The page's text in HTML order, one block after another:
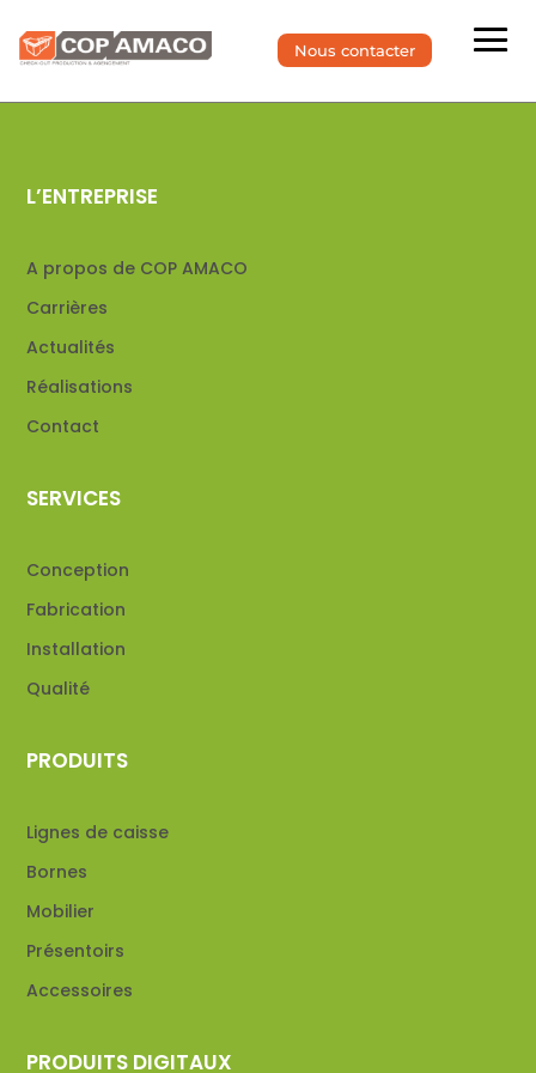
Nous contacter
L’ENTREPRISE
A propos de COP AMACO
Carrières
Actualités
Réalisations
Contact
SERVICES
Conception
Fabrication
Installation
Qualité
PRODUITS
Lignes de caisse
Bornes
Mobilier
Présentoirs
Accessoires
PRODUITS DIGITAUX